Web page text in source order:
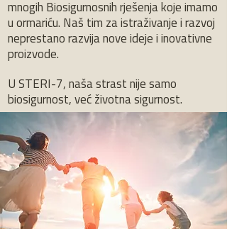
mnogih Biosigurnosnih rješenja koje imamo
u ormariću. Naš tim za istraživanje i razvoj
neprestano razvija nove ideje i inovativne
proizvode.
U STERI-7, naša strast nije samo
biosigurnost, već životna sigurnost.